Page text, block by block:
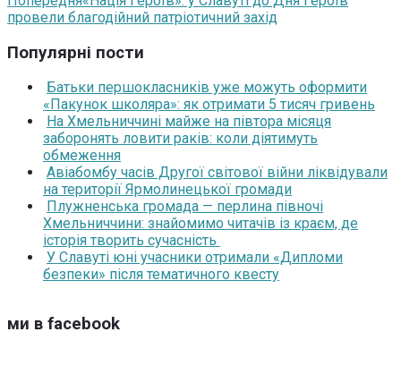
провели благодійний патріотичний захід
Популярні пости
Батьки першокласників уже можуть оформити
«Пакунок школяра»: як отримати 5 тисяч гривень
На Хмельниччині майже на півтора місяця
заборонять ловити раків: коли діятимуть
обмеження
Авіабомбу часів Другої світової війни ліквідували
на території Ярмолинецької громади
Плужненська громада — перлина півночі
Хмельниччини: знайомимо читачів із краєм, де
історія творить сучасність
У Славуті юні учасники отримали «Дипломи
безпеки» після тематичного квесту
ми в facebook